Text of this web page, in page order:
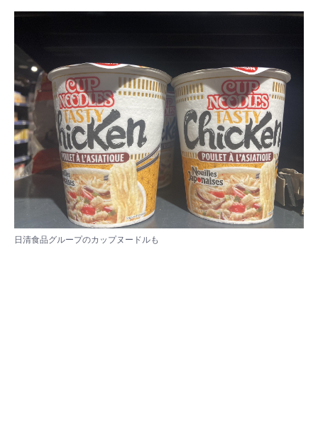
日清食品グループのカップヌードルも